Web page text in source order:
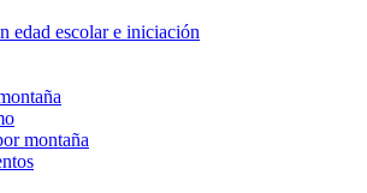
edad escolar e iniciación
montaña